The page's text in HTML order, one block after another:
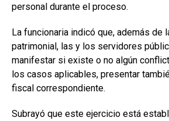
personal durante el proceso.
La funcionaria indicó que, además de
patrimonial, las y los servidores
manifestar si existe o no algún
los casos aplicables, presentar
fiscal correspondiente.
Subrayó que este ejercicio está